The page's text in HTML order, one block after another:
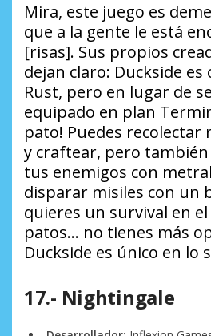
Mira, este juego es
que a la gente le está
[risas]. Sus propios
dejan claro: Duckside es
Rust, pero en lugar de
equipado en plan
pato! Puedes recolectar
y craftear, pero
tus enemigos con
disparar misiles con un
quieres un survival en
patos… no tienes más
Duckside es único en lo
17.- Nightingale